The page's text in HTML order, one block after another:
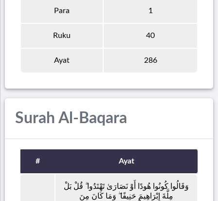
Para 1
Ruku 40
Ayat 286
Surah Al-Baqara
# Ayat
وَقَالُوا كُونُوا هُودًا أَوْ نَصَارَىٰ تَهْتَدُوا ۗ قُلْ بَلْ
مِلَّةَ إِبْرَاهِيمَ حَنِيفًا ۖ وَمَا كَانَ مِنَ